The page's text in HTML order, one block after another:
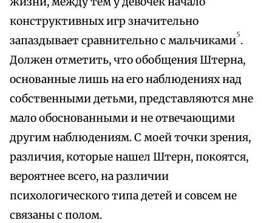
конструктивных игр значительно
запаздывает сравнительно с мальчиками5.
Должен отметить, что обобщения Штерна,
основанные лишь на его наблюдениях над
собственными детьми, представляются мне
мало обоснованными и не отвечающими
другим наблюдениям. С моей точки зрения,
различия, которые нашел Штерн, покоятся,
вероятнее всего, на различии
психологического типа детей и совсем не
связаны с полом.